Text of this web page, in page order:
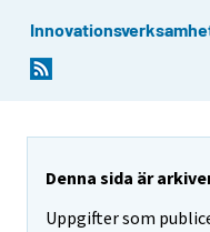
Denna sida är
Uppgifter som